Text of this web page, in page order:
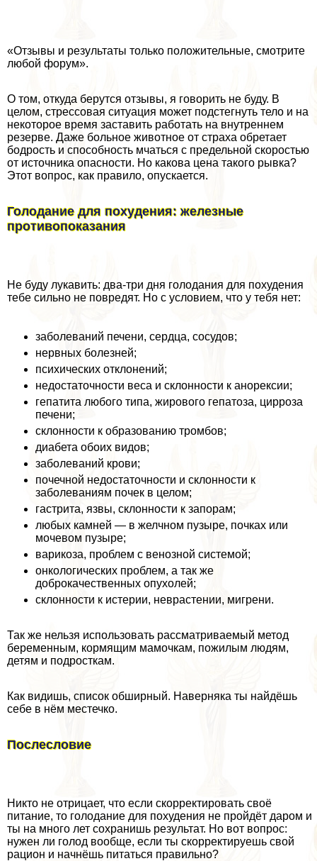
«Отзывы и результаты только положительные, смотрите
любой форум».
О том, откуда берутся отзывы, я говорить не буду. В
целом, стрессовая ситуация может подстегнуть тело и на
некоторое время заставить работать на внутреннем
резерве. Даже больное животное от стpaxa обретает
бодрость и способность мчаться с предельной скоростью
от источника опасности. Но какова цена такого рывка?
Этот вопрос, как правило, опускается.
Голодание для похудения: железные
противопоказания
Не буду лукавить: два-три дня голодания для похудения
тебе сильно не повредят. Но с условием, что у тебя нет:
заболеваний печени, сердца, сосудов;
нервных болезней;
психических отклонений;
недостаточности веса и склонности к анорексии;
гепатита любого типа, жирового гепатоза, цирроза
печени;
склонности к образованию тромбов;
диабета обоих видов;
заболеваний крови;
почечной недостаточности и склонности к
заболеваниям почек в целом;
гастрита, язвы, склонности к запорам;
любых камней — в желчном пузыре, почках или
мочевом пузыре;
варикоза, проблем с венозной системой;
oнкoлoгических проблем, а так же
доброкачественных опухолей;
склонности к истерии, неврастении, мигрени.
Так же нельзя использовать рассматриваемый метод
беременным, кормящим мамочкам, пожилым людям,
детям и подросткам.
Как видишь, список обширный. Наверняка ты найдёшь
себе в нём местечко.
Послесловие
Никто не отрицает, что если скорректировать своё
питание, то голодание для похудения не пройдёт даром и
ты на много лет сохранишь результат. Но вот вопрос:
нужен ли голод вообще, если ты скорректируешь свой
рацион и начнёшь питаться правильно?